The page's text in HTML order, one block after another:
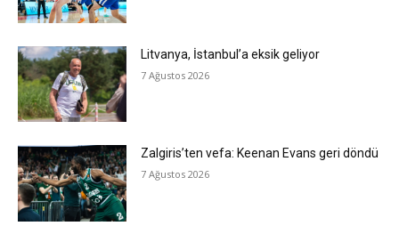
Litvanya, İstanbul’a eksik geliyor
7 Ağustos 2026
Zalgiris’ten vefa: Keenan Evans geri döndü
7 Ağustos 2026